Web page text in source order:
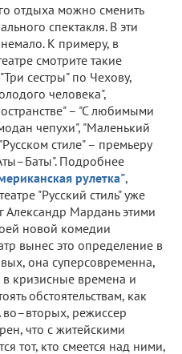
отдыха можно сменить
спектакля. В эти
К примеру, в
смотрите такие
сестры" по Чехову,
человека",
– "С любимыми
чепухи", "Маленький
стиле" – премьеру
Подробнее
рулетка",
"Русский стиль" уже
Александр Мардань этими
новой комедии
вынес это определение в
она суперсовременна,
кризисные времена и
обстоятельствам, как
во–вторых, режиссер
что с житейскими
тот, кто смеется над ними,